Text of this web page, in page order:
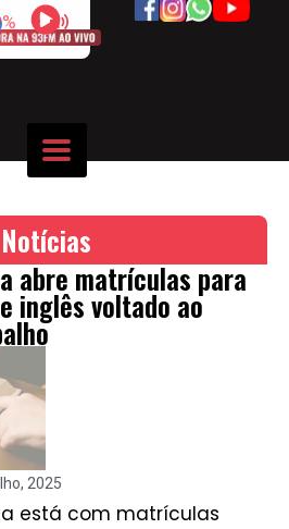
Notícias
abre matrículas para
inglês voltado ao
2025
está com matrículas